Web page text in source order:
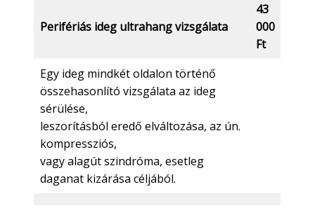
Perifériás ideg ultrahang vizsgálata
43
000
Ft
Egy ideg mindkét oldalon történő
összehasonlító vizsgálata az ideg
sérülése,
leszorításból eredő elváltozása, az ún.
kompressziós,
vagy alagút szindróma, esetleg
daganat kizárása céljából.